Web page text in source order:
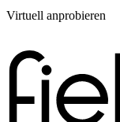
Virtuell anprobieren